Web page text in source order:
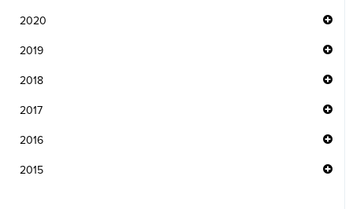
2020
2019
2018
2017
2016
2015